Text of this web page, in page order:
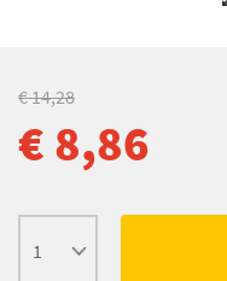
€ 14,28
€ 8,86